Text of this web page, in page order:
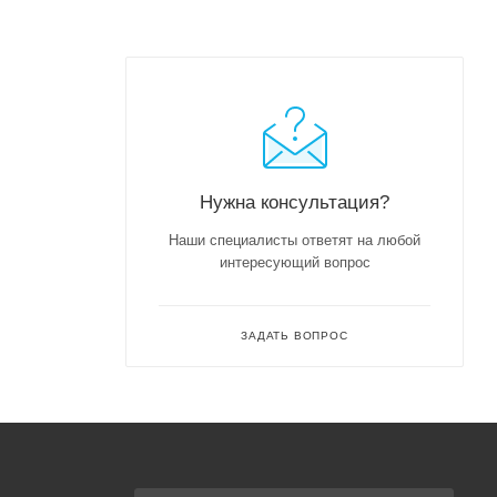
Нужна консультация?
Наши специалисты ответят на любой
интересующий вопрос
ЗАДАТЬ ВОПРОС